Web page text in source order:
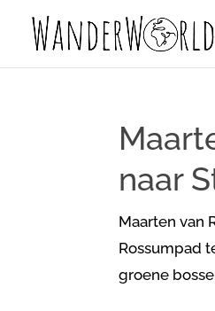
naar
Maarten van
Rossumpad
groene